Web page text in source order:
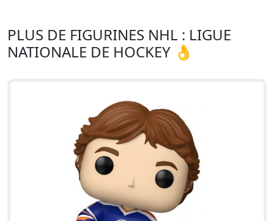
PLUS DE FIGURINES NHL : LIGUE
NATIONALE DE HOCKEY 👌